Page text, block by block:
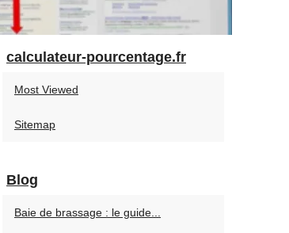
calculateur-pourcentage.fr
Most Viewed
Sitemap
Blog
Baie de brassage : le guide...